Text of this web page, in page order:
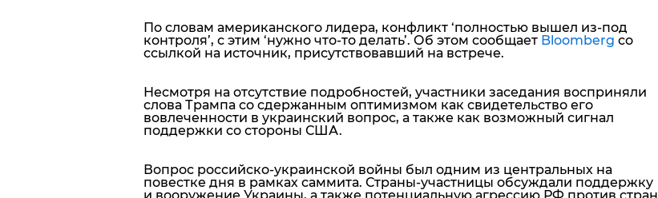
По словам американского лидера, конфликт ‘полностью вышел из-под
контроля’, с этим ‘нужно что-то делать’. Об этом сообщает Bloomberg со
ссылкой на источник, присутствовавший на встрече.
Несмотря на отсутствие подробностей, участники заседания восприняли
слова Трампа со сдержанным оптимизмом как свидетельство его
вовлеченности в украинский вопрос, а также как возможный сигнал
поддержки со стороны США.
Вопрос российско-украинской войны был одним из центральных на
повестке дня в рамках саммита. Страны-участницы обсуждали поддержку
и вооружение Украины, а также потенциальную агрессию РФ против стран